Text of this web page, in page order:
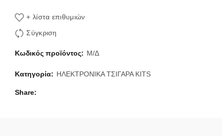
+ λίστα επιθυμιών
Σύγκριση
Κωδικός προϊόντος: Μ/Δ
Κατηγορία: ΗΛΕΚΤΡΟΝΙΚΑ ΤΣΙΓΑΡΑ ΚΙΤS
Share